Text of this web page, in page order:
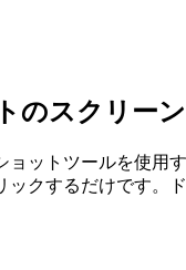
のスクリー
ョットツールを使用
ックするだけです。